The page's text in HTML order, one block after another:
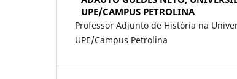
UPE/CAMPUS PETROLINA
Professor Adjunto de História na
UPE/Campus Petrolina